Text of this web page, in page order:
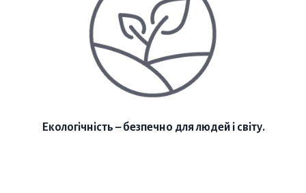
Екологічність – безпечно для людей і світу.